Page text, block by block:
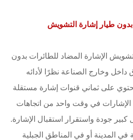
طيار إشارة التشويش
الإشارة المضاد للطائرات بدون
داخل وخارج الصناعة نظرًا لأدائه
يحتوي على ثماني قنوات إشارة مستقلة
الإشارات في وقت واحد من اتجاهات
جودة واستقرار استقبال الإشارة.
في المدينة أو في المناطق الجبلية